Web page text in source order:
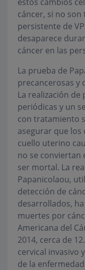
cáncer, si no
persistente de
desaparece
cáncer en las
La prueba de
precancerosas y
La realización de
periódicas y un
con tratamiento
asegurar que los
cuello uterino
no se conviertan
ser mortal. La
Papanicolaou,
detección de
desarrollados,
muertes por
Americana del
2014, cerca de
cervical invasivo
de la